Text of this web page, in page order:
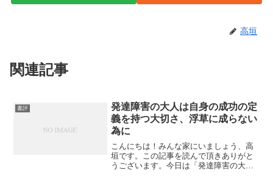
高垣
関連記事
書評
発達障害の大人は自身の成功の定
義を持つ大切さ、浮草に成らない
為に
こんにちは！みんな家にいましょう、高
垣です。この記事を読んで頂きありがと
うございます。今日は「発達障害の大人